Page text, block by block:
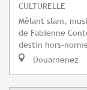
CULTURELLE
Mêlant slam,
de Fabienne
destin hors-
Douarnenez